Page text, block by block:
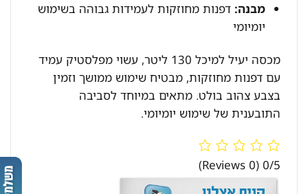
מבנה:דפנות מחוזקות לעמידות גבוהה בשימוש
יומיומי
מכסה יעיל למיכל 130 ליטר, עשוי מפלסטיק עמיד
עם דפנות מחוזקות, מבטיח שימוש ממושך וזמין
בצבע צהוב בולט. מתאים במיוחד לסביבה
התובענית של שימוש יומיומי.
0/5
(0 Reviews)